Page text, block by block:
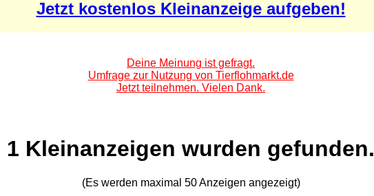
Jetzt kostenlos Kleinanzeige aufgeben!
Deine Meinung ist gefragt.
Umfrage zur Nutzung von Tierflohmarkt.de
Jetzt teilnehmen. Vielen Dank.
1 Kleinanzeigen wurden gefunden.
(Es werden maximal 50 Anzeigen angezeigt)